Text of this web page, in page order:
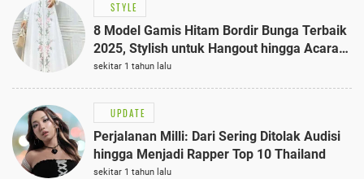
STYLE
8 Model Gamis Hitam Bordir Bunga Terbaik
2025, Stylish untuk Hangout hingga Acara
Semi-Formal
sekitar 1 tahun lalu
UPDATE
Perjalanan Milli: Dari Sering Ditolak Audisi
hingga Menjadi Rapper Top 10 Thailand
sekitar 1 tahun lalu